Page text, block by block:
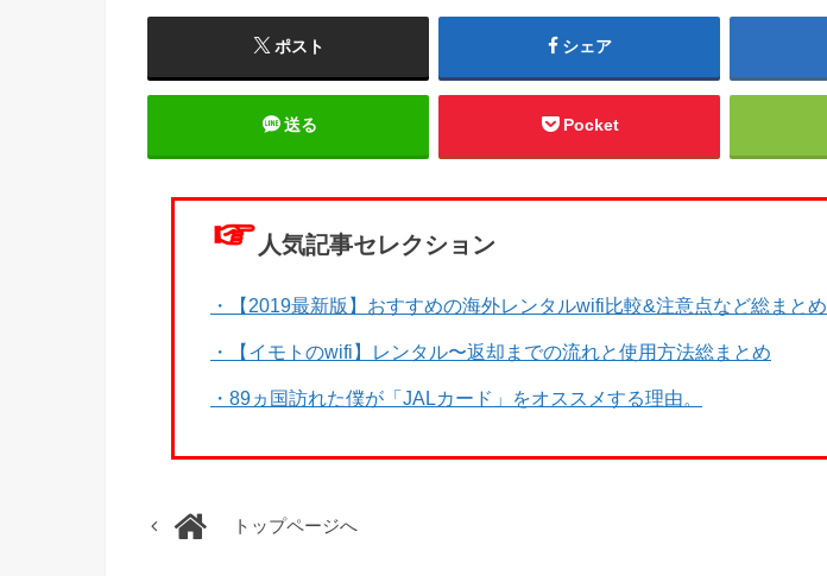
ポスト シェア
送る Pocket
☞ 人気記事セレクション
・【2019最新版】おすすめの海外レンタルwifi比較&注意点など総まとめ
・【イモトのwifi】レンタル〜返却までの流れと使用方法総まとめ
・89ヵ国訪れた僕が「JALカード」をオススメする理由。
トップページへ